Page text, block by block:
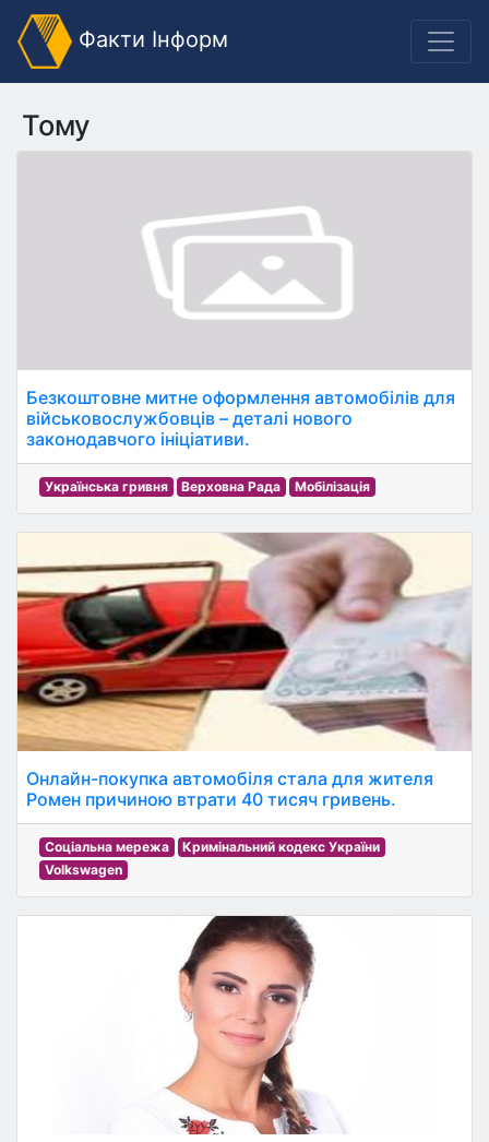
Факти Інформ
Тому
Безкоштовне митне оформлення автомобілів для
військовослужбовців – деталі нового
законодавчого ініціативи.
Українська гривня Верховна Рада Мобілізація
Онлайн-покупка автомобіля стала для жителя
Ромен причиною втрати 40 тисяч гривень.
Соціальна мережа
Кримінальний кодекс України
Volkswagen